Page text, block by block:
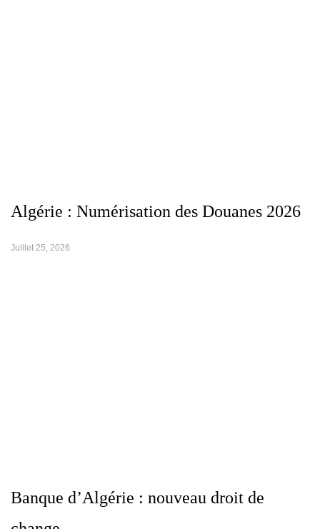
Algérie : Numérisation des Douanes 2026
Juillet 25, 2026
Banque d’Algérie : nouveau droit de